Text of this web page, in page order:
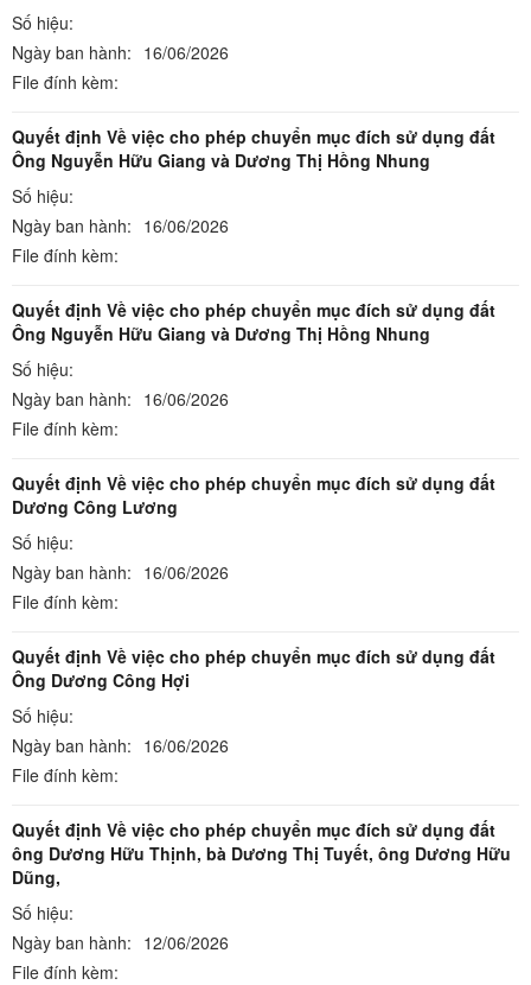
Số hiệu:
Ngày ban hành: 16/06/2026
File đính kèm:
Quyết định Về việc cho phép chuyển mục đích sử dụng đất
Ông Nguyễn Hữu Giang và Dương Thị Hồng Nhung
Số hiệu:
Ngày ban hành: 16/06/2026
File đính kèm:
Quyết định Về việc cho phép chuyển mục đích sử dụng đất
Ông Nguyễn Hữu Giang và Dương Thị Hồng Nhung
Số hiệu:
Ngày ban hành: 16/06/2026
File đính kèm:
Quyết định Về việc cho phép chuyển mục đích sử dụng đất
Dương Công Lương
Số hiệu:
Ngày ban hành: 16/06/2026
File đính kèm:
Quyết định Về việc cho phép chuyển mục đích sử dụng đất
Ông Dương Công Hợi
Số hiệu:
Ngày ban hành: 16/06/2026
File đính kèm:
Quyết định Về việc cho phép chuyển mục đích sử dụng đất
ông Dương Hữu Thịnh, bà Dương Thị Tuyết, ông Dương Hữu
Dũng,
Số hiệu:
Ngày ban hành: 12/06/2026
File đính kèm: